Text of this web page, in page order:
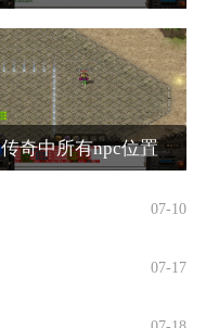
传奇中所有npc位置
07-10
07-17